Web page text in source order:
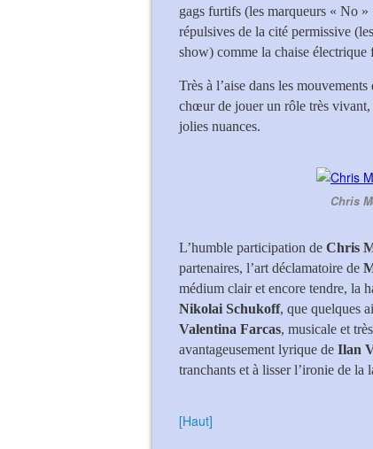
gags furtifs (les marqueurs « No »
répulsives de la cité permissive
show) comme la chaise
Très à l’aise dans les
chœur de jouer un rôle très vivant,
jolies nuances.
Chris
L’humble participation de Chris
partenaires, l’art déclamatoire de
médium clair et encore tendre, la
Nikolai Schukoff, que quelques
Valentina Farcas, musicale et
avantageusement lyrique de Ilan
tranchants et à lisser l’ironie de la
[Haut]